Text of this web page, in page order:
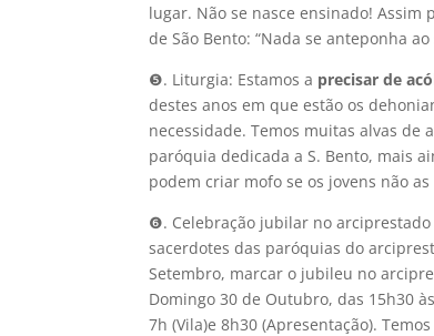
lugar. Não se nasce ensinado!
de São Bento: “Nada se anteponha
❺. Liturgia: Estamos a precisar de
destes anos em que estão os
necessidade. Temos muitas alvas
paróquia dedicada a S. Bento, mais
podem criar mofo se os jovens não
❻. Celebração jubilar no
sacerdotes das paróquias do
Setembro, marcar o jubileu no
Domingo 30 de Outubro, das 15h30
7h (Vila)e 8h30 (Apresentação).